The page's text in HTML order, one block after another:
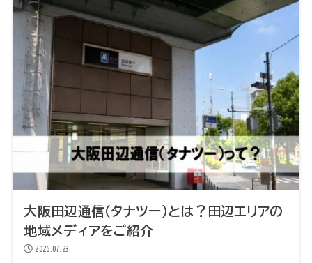
大阪田辺通信（タナツー）とは？田辺エリアの
地域メディアをご紹介
2026.07.23